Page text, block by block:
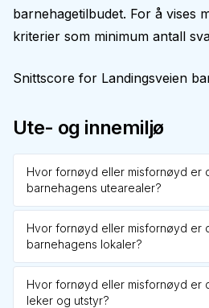
barnehagetilbudet. For å vises
kriterier som minimum antall
Snittscore for Landingsveien
Ute- og innemiljø
Hvor fornøyd eller misfornøyd er
barnehagens utearealer?
Hvor fornøyd eller misfornøyd er
barnehagens lokaler?
Hvor fornøyd eller misfornøyd er
leker og utstyr?